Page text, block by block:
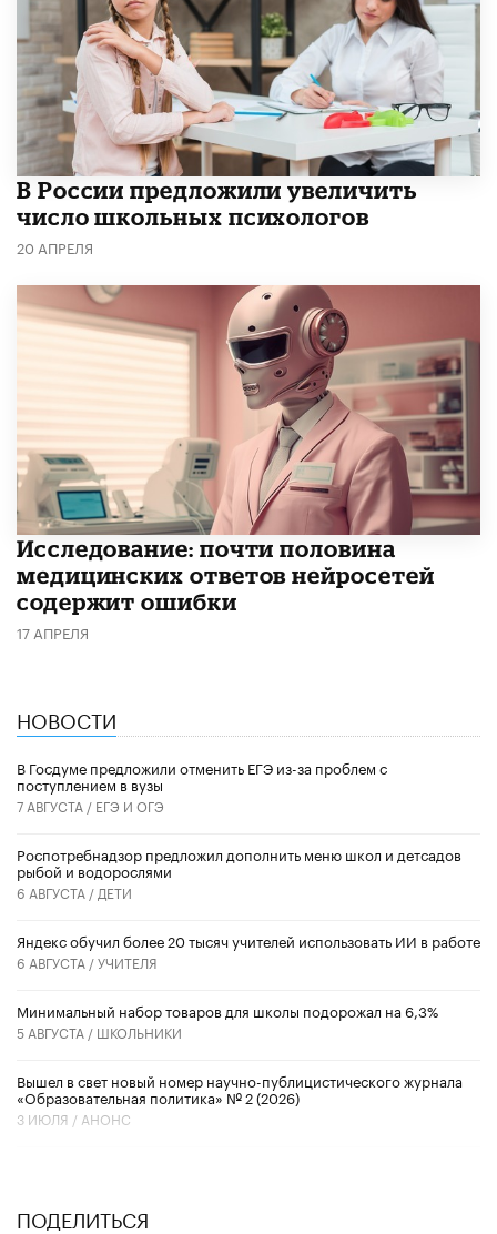
В России предложили увеличить
число школьных психологов
20 АПРЕЛЯ
Исследование: почти половина
медицинских ответов нейросетей
содержит ошибки
17 АПРЕЛЯ
НОВОСТИ
В Госдуме предложили отменить ЕГЭ из-за проблем с
поступлением в вузы
7 АВГУСТА / ЕГЭ И ОГЭ
Роспотребнадзор предложил дополнить меню школ и детсадов
рыбой и водорослями
6 АВГУСТА / ДЕТИ
​Яндекс обучил более 20 тысяч учителей использовать ИИ в работе
6 АВГУСТА /УЧИТЕЛЯ
Минимальный набор товаров для школы подорожал на 6,3%
5 АВГУСТА / ШКОЛЬНИКИ
Вышел в свет новый номер научно-публицистического журнала
«Образовательная политика» № 2 (2026)
3 ИЮЛЯ / АНОНС
ПОДЕЛИТЬСЯ